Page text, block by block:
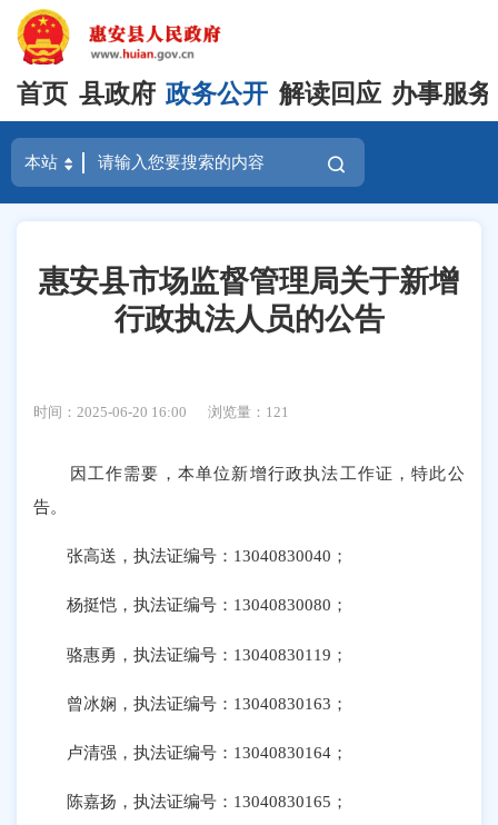
首页 县政府 政务公开 解读回应 办事服务
惠安县市场监督管理局关于新增
行政执法人员的公告
时间：2025-06-20 16:00 浏览量： 121
因工作需要，本单位新增行政执法工作证，特此公
告。
张高送，执法证编号： 13040830040；
杨挺恺，执法证编号： 13040830080；
骆惠勇，执法证编号： 13040830119；
曾冰娴，执法证编号： 13040830163；
卢清强，执法证编号： 13040830164；
陈嘉扬，执法证编号： 13040830165；